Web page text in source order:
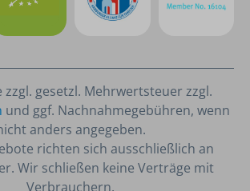
zzgl. gesetzl. Mehrwertsteuer zzgl.
und ggf. Nachnahmegebühren, wenn
anders angegeben.
richten sich ausschließlich an
Wir schließen keine Verträge mit
Verbrauchern.